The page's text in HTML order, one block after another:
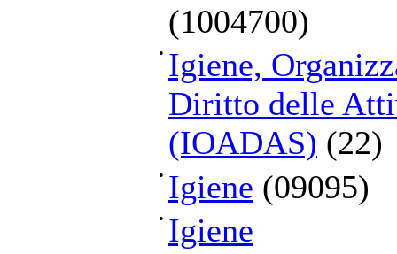
(1004700)
• Igiene,
Diritto delle
(IOADAS) (22)
• Igiene (09095)
• Igiene